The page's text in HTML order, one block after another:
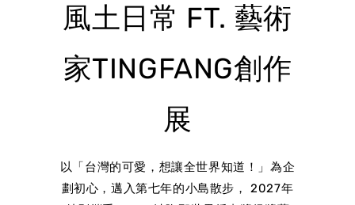
風土日常 FT. 藝術
家TINGFANG創作
展
以「台灣的可愛，想讓全世界知道！」為企
劃初心，邁入第七年的小島散步， 2027年